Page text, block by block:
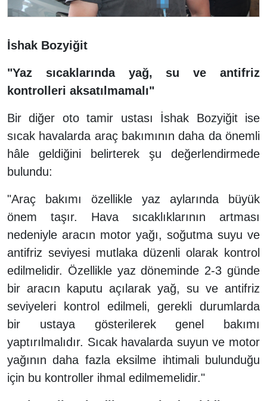
İshak Bozyiğit
"Yaz sıcaklarında yağ, su ve antifriz
kontrolleri aksatılmamalı"
Bir diğer oto tamir ustası İshak Bozyiğit ise
sıcak havalarda araç bakımının daha da önemli
hâle geldiğini belirterek şu değerlendirmede
bulundu:
"Araç bakımı özellikle yaz aylarında büyük
önem taşır. Hava sıcaklıklarının artması
nedeniyle aracın motor yağı, soğutma suyu ve
antifriz seviyesi mutlaka düzenli olarak kontrol
edilmelidir. Özellikle yaz döneminde 2-3 günde
bir aracın kaputu açılarak yağ, su ve antifriz
seviyeleri kontrol edilmeli, gerekli durumlarda
bir ustaya gösterilerek genel bakımı
yaptırılmalıdır. Sıcak havalarda suyun ve motor
yağının daha fazla eksilme ihtimali bulunduğu
için bu kontroller ihmal edilmemelidir."